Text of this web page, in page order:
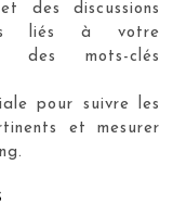
des discussions
liés à votre
des mots-clés
pour suivre les
et mesurer